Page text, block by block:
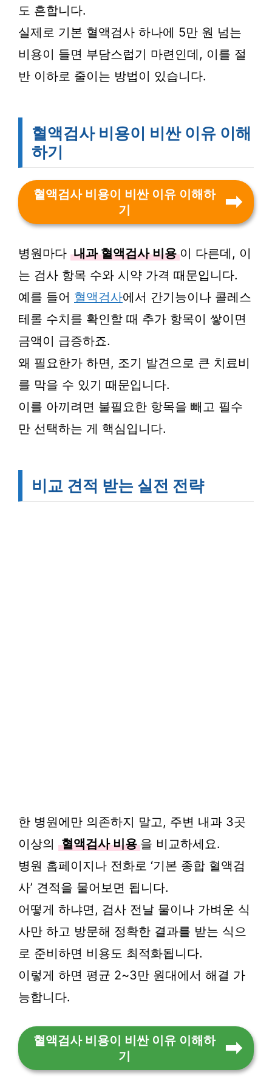
도 흔합니다.
실제로 기본 혈액검사 하나에 5만 원 넘는
비용이 들면 부담스럽기 마련인데, 이를 절
반 이하로 줄이는 방법이 있습니다.
혈액검사 비용이 비싼 이유 이해
하기
혈액검사 비용이 비싼 이유 이해하
기
병원마다 내과 혈액검사 비용 이 다른데, 이
는 검사 항목 수와 시약 가격 때문입니다.
예를 들어 혈액검사에서 간기능이나 콜레스
테롤 수치를 확인할 때 추가 항목이 쌓이면
금액이 급증하죠.
왜 필요한가 하면, 조기 발견으로 큰 치료비
를 막을 수 있기 때문입니다.
이를 아끼려면 불필요한 항목을 빼고 필수
만 선택하는 게 핵심입니다.
비교 견적 받는 실전 전략
한 병원에만 의존하지 말고, 주변 내과 3곳
이상의 혈액검사 비용 을 비교하세요.
병원 홈페이지나 전화로 ‘기본 종합 혈액검
사’ 견적을 물어보면 됩니다.
어떻게 하냐면, 검사 전날 물이나 가벼운 식
사만 하고 방문해 정확한 결과를 받는 식으
로 준비하면 비용도 최적화됩니다.
이렇게 하면 평균 2~3만 원대에서 해결 가
능합니다.
혈액검사 비용이 비싼 이유 이해하
기